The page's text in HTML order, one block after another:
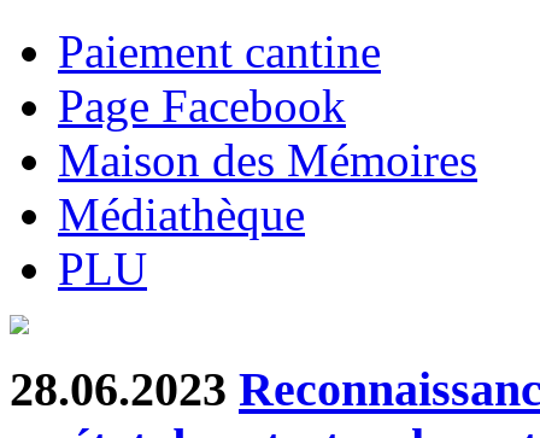
Paiement cantine
Page Facebook
Maison des Mémoires
Médiathèque
PLU
28.06.2023